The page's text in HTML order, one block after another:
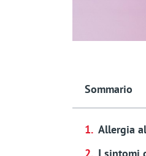
Sommario
Allergia